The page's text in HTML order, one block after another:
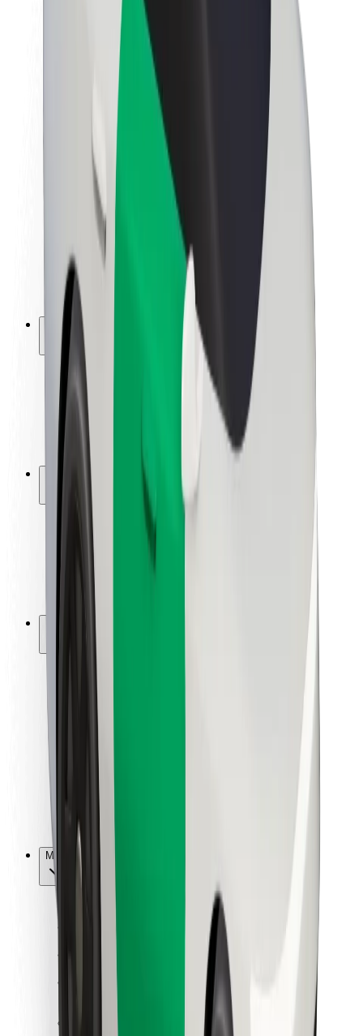
Bolt ja kestlikkus
Nullprojekt
Kaubamärgi suunised
Missioon
Investorsuhted
Juhtkond
Bränd
Meedia
Urban Fund
Ohutus
Sõitjate ohutus
Juhtide ohutus
Tõukerattaohutus
Safety Lab
Asukohad
Lahendused linnadele
Lennujaamad
Bolti laadimisdokid
Sõitjatele
Juhtidele
Kulleritele
Bolt Food
Restoranidele
Bolt for Business
Muu
Turvalisus
Telli auto minutitega!